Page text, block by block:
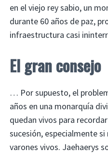
en el viejo rey sabio, un
durante 60 años de paz,
infraestructura casi
El gran consejo
… Por supuesto, el
años en una monarquía
quedan vivos para
sucesión, especialmente
varones vivos. Jaehaerys